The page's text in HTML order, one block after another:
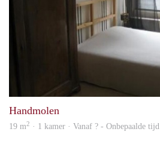
Handmolen
19 m2 · 1 kamer · Vanaf ? - Onbepaalde tijd